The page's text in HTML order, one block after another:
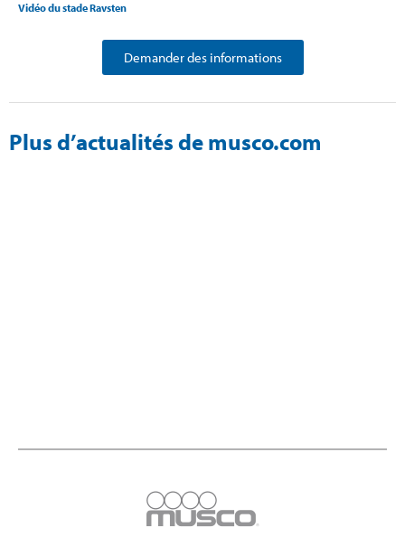
Vidéo du stade Ravsten
Demander des informations
Plus d’actualités de musco.com